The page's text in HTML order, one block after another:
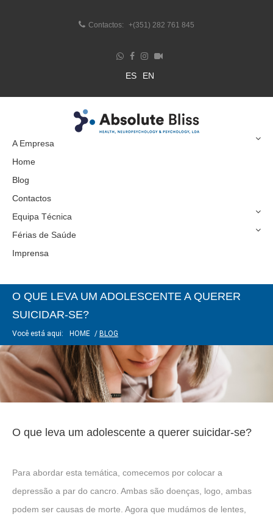
Contactos: +(351) 282 761 845
ES EN
A Empresa
Home
Blog
Contactos
Equipa Técnica
Férias de Saúde
Imprensa
O QUE LEVA UM ADOLESCENTE A QUERER
SUICIDAR-SE?
Você está aqui: HOME / BLOG
O que leva um adolescente a querer suicidar-se?
Para abordar esta temática, comecemos por colocar a
depressão a par do cancro. Ambas são doenças, logo, ambas
podem ser causas de morte. Agora que mudámos de lentes,